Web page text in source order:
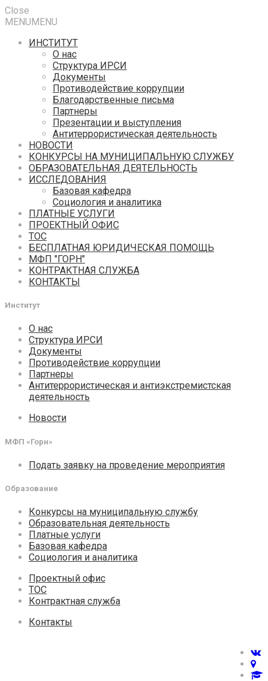
Close
MENUMENU
ИНСТИТУТ
О нас
Структура ИРСИ
Документы
Противодействие коррупции
Благодарственные письма
Партнеры
Презентации и выступления
Антитеррористическая деятельность
НОВОСТИ
КОНКУРСЫ НА МУНИЦИПАЛЬНУЮ СЛУЖБУ
ОБРАЗОВАТЕЛЬНАЯ ДЕЯТЕЛЬНОСТЬ
ИССЛЕДОВАНИЯ
Базовая кафедра
Социология и аналитика
ПЛАТНЫЕ УСЛУГИ
ПРОЕКТНЫЙ ОФИС
ТОС
БЕСПЛАТНАЯ ЮРИДИЧЕСКАЯ ПОМОЩЬ
МФП "ГОРН"
КОНТРАКТНАЯ СЛУЖБА
КОНТАКТЫ
Институт
О нас
Структура ИРСИ
Документы
Противодействие коррупции
Партнеры
Антитеррористическая и антиэкстремистская
деятельность
Новости
МФП «Горн»
Подать заявку на проведение мероприятия
Образование
Конкурсы на муниципальную службу
Образовательная деятельность
Платные услуги
Базовая кафедра
Социология и аналитика
Проектный офис
ТОС
Контрактная служба
Контакты